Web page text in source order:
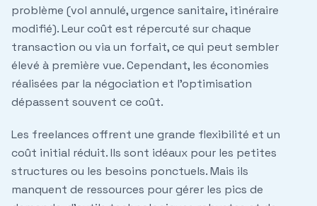
problème (vol annulé, urgence sanitaire, itinéraire
modifié). Leur coût est répercuté sur chaque
transaction ou via un forfait, ce qui peut sembler
élevé à première vue. Cependant, les économies
réalisées par la négociation et l'optimisation
dépassent souvent ce coût.
Les freelances offrent une grande flexibilité et un
coût initial réduit. Ils sont idéaux pour les petites
structures ou les besoins ponctuels. Mais ils
manquent de ressources pour gérer les pics de